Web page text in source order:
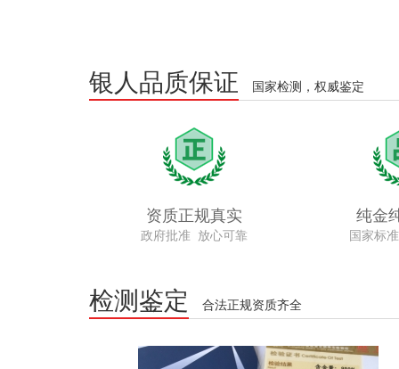
银人品质保证 国家检测，权威鉴定
资质正规真实
政府批准 放心可靠
纯金
国家标
检测鉴定 合法正规资质齐全